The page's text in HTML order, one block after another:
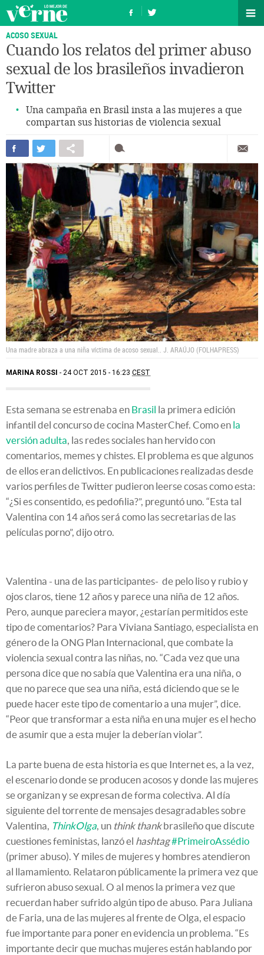
ACOSO SEXUAL
Cuando los relatos del primer abuso
sexual de los brasileños invadieron
Twitter
Una campaña en Brasil insta a las mujeres a que
compartan sus historias de violencia sexual
Una madre abraza a una niña víctima de acoso sexual.. J. ARAÚJO (FOLHAPRESS)
MARINA ROSSI 24 OCT 2015 - 16:23 CEST
Esta semana se estrenaba en Brasil la primera edición
infantil del concurso de cocina MasterChef. Como en la
versión adulta, las redes sociales han hervido con
comentarios, memes y chistes. El problema es que algunos
de ellos eran delictivos. En publicaciones realizadas desde
varios perfiles de Twitter pudieron leerse cosas como esta:
“¿Si es consentido, es pedofilia?”, preguntó uno. “Esta tal
Valentina con 14 años será como las secretarias de las
películas porno”, dijo otro.
Valentina - una de las participantes- de pelo liso y rubio y
ojos claros, tiene 12 años y parece una niña de 12 años.
Pero, aunque pareciera mayor, ¿estarían permitidos este
tipo de comentarios? Para Viviana Santiago, especialista en
género de la ONG Plan Internacional, que combate la
violencia sexual contra las niñas, no. “Cada vez que una
persona dice que no sabía que Valentina era una niña, o
que no parece que sea una niña, está diciendo que se le
puede hacer este tipo de comentario a una mujer”, dice.
“Peor que transformar a esta niña en una mujer es el hecho
de asumir que a esta mujer la deberían violar”.
La parte buena de esta historia es que Internet es, a la vez,
el escenario donde se producen acosos y donde las mujeres
se organizan y se expresan de forma colectiva. Al día
siguiente del torrente de mensajes desagradables sobre
Valentina, ThinkOlga, un think thankbrasileño que discute
cuestiones feministas, lanzó el hashtag#PrimeiroAssédio
(primer abuso). Y miles de mujeres y hombres atendieron
al llamamiento. Relataron públicamente la primera vez que
sufrieron abuso sexual. O al menos la primera vez que
recuerdan haber sufrido algún tipo de abuso. Para Juliana
de Faria, una de las mujeres al frente de Olga, el espacio
fue importante para poner en evidencia un problema. “Es
importante decir que muchas mujeres están hablando por